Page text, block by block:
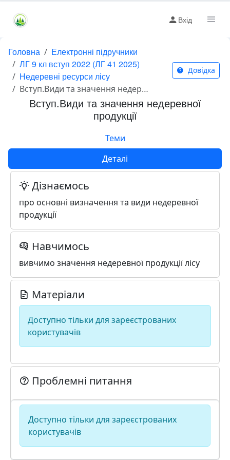
Вхід
Головна
Електронні підручники
ЛГ 9 кл вступ 2022 (ЛГ 41 2025)
Недеревні ресурси лісу
Вступ.Види та значення недеревної продукції
Довідка
Вступ.Види та значення недеревної
продукції
Теми
Деталі
Дізнаємось
про основні визначення та види недеревної
продукції
Навчимось
вивчимо значення недеревної продукції лісу
Матеріали
Доступно тільки для зареєстрованих
користувачів
Проблемні питання
Доступно тільки для зареєстрованих
користувачів